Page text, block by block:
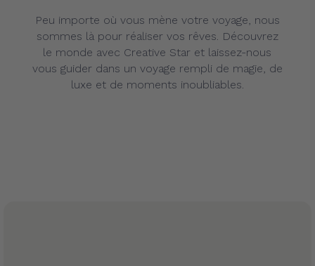
Peu importe où vous mène votre voyage, nous
sommes là pour réaliser vos rêves. Découvrez
le monde avec Creative Star et laissez-nous
vous guider dans un voyage rempli de magie, de
luxe et de moments inoubliables.